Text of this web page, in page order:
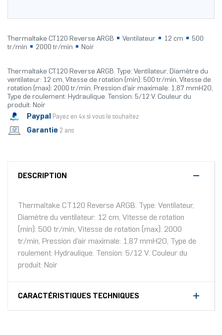
Thermaltake CT120 Reverse ARGB Ventilateur 12 cm
500
tr/min
2000 tr/min Noir
Thermaltake CT120 Reverse ARGB. Type: Ventilateur, Diamètre du
ventilateur: 12 cm, Vitesse de rotation (min): 500 tr/min, Vitesse de
rotation (max): 2000 tr/min, Pression d'air maximale: 1,87 mmH2O,
Type de roulement: Hydraulique. Tension: 5/12 V. Couleur du
produit: Noir
Paypal Payez en 4x si vous le souhaitez
Garantie 2 ans
DESCRIPTION
Thermaltake CT120 Reverse ARGB. Type: Ventilateur,
Diamètre du ventilateur: 12 cm, Vitesse de rotation
(min): 500 tr/min, Vitesse de rotation (max): 2000
tr/min, Pression d'air maximale: 1,87 mmH2O, Type de
roulement: Hydraulique. Tension: 5/12 V. Couleur du
produit: Noir
CARACTÉRISTIQUES TECHNIQUES